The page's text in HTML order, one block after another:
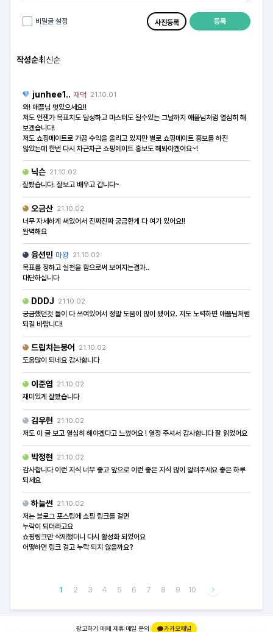
비밀글 설정 사진등록 등록
작성순최신순
junhee1.. 재덕 21.10.01
와! 애플님 멋있으세요!!
저도 언젠가 목표치도 달성하고 마스터도 될수있는 그날까지 애플님처럼 열심히 해
보겠습니다!
저도 쇼핑메이트로 가끔 수익을 올리고 있지만 별로 쇼핑메이트 홍보를 하진
않았는데 한번 다시 차근차근 쇼핑메이트 홍보도 해봐야겠어요~!
닉슨 21.10.02
잘봤습니다. 잘보고 배우고 갑니다~
오금산 21.10.02
너무 자세하게 써있어서 진짜진짜 궁금한게 다 여기 있어요!!
완벽해요
융션민 마왕 21.10.02
목표를 정하고 실천을 함으로써 보여지는결과..
대단하십니다
DDDJ 21.10.02
궁금했던것 들이 다 쓰여있어서 정말 도움이 많이 됐어요. 저도 노력하면 애플님처럼
되길 바랍니다!
드립치는붕어
21.10.02
도움많이 되네요 감사합니다
이준엽 21.10.02
재미있게 잘봤습니다
김우현 21.10.02
저도 이 글 보고 열심히 해야겠다고 느꼈어요 ! 열정 주셔서 감사합니다 잘 읽었어요
박정현 21.10.02
감사합니다 이런 지식 너무 좋고 앞으로 이런 좋은 지식 많이 알려주세요 좋은 하루
되세요
하늘썬 21.10.02
저는 블로그 포스팅에 쇼핑 링크를 걸면
누락이 되더라고요
쇼핑링크만 삭제했더니 다시 활성화 되었어요
어떻하면 링크 걸고 누락 되지 않을까요?
1 2 3 4 5 6 7 8 9 10
광고하기 매체 제휴 메일 문의 | 카카오채널